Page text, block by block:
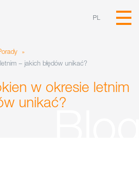
PL
»
– jakich błędów unikać?
w okresie letnim
unikać?